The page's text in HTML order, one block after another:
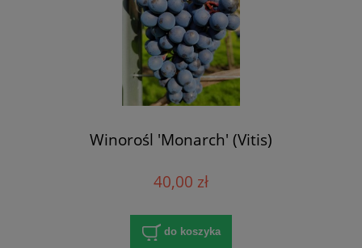
Winorośl 'Monarch' (Vitis)
40,00 zł
do koszyka